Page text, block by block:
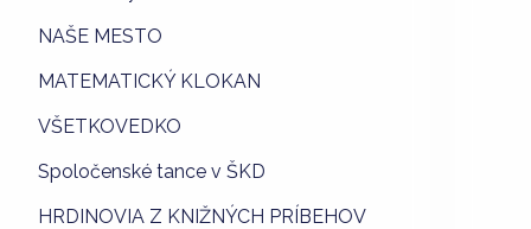
NAŠE MESTO
MATEMATICKÝ KLOKAN
VŠETKOVEDKO
Spoločenské tance v ŠKD
HRDINOVIA Z KNIŽNÝCH PRÍBEHOV